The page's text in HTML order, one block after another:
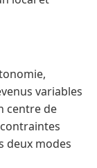
variables
centre de
deux modes